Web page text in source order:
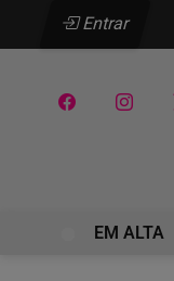
Entrar
MANIA ITAQUÁEM ALTA